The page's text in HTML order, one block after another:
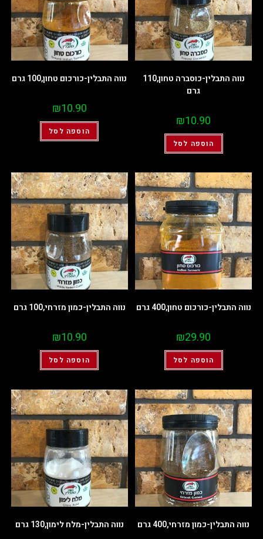
נווה התבלין-כוסברה טחון,110
גרם
₪10.90
הוספה לסל
נווה התבלין-כורכום טחון,100 גרם
₪10.90
הוספה לסל
נווה התבלין-כורכום טחון,400 גרם
₪29.90
הוספה לסל
נווה התבלין-כמון מזרחי,100 גרם
₪10.90
הוספה לסל
נווה התבלין-כמון מזרחי,400 גרם נווה התבלין-מלח לימון,130 גרם